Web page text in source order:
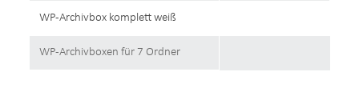
WP-Archivbox komplett weiß
WP-Archivboxen für 7 Ordner